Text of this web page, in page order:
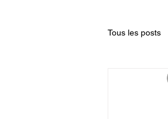
Tous les posts